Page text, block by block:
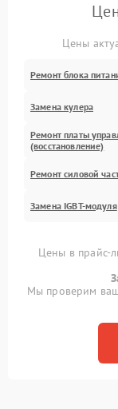
Цены
Ремонт блока
Замена кулера
Ремонт платы
(восстановление)
Ремонт силовой
Замена IGBT-модуля
Цены в прайс-
Мы проверим